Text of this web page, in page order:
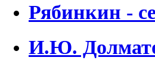
Рябинкин -
И.Ю.